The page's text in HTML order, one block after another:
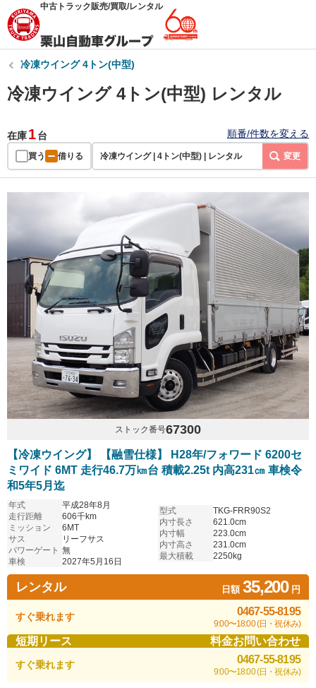
中古トラック販売/買取/レンタル
冷凍ウイング 4トン(中型)
冷凍ウイング 4トン(中型) レンタル
在庫1台 順番/件数を変える
買う 借りる 冷凍ウイング | 4トン(中型) | レンタル 変更
ストック番号67300
【冷凍ウイング】 【融雪仕様】 H28年/フォワード 6200セ
ミワイド 6MT 走行46.7万㎞台 積載2.25t 内高231㎝ 車検令
和5年5月迄
年式
平成28年8月
走行距離
606千km
ミッション
6MT
サス
リーフサス
パワーゲート 無
車検
2027年5月16日
型式
TKG-FRR90S2
内寸長さ
621.0cm
内寸幅
223.0cm
内寸高さ
231.0cm
最大積載
2250kg
レンタル 日額35,200円
すぐ乗れます 0467-55-8195
9:00〜18:00 (日・祝休み)
短期リース 料金お問い合わせ
すぐ乗れます 0467-55-8195
9:00〜18:00 (日・祝休み)